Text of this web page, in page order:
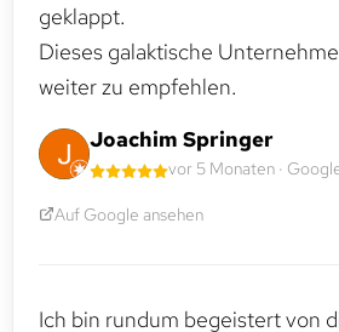
geklappt.
Dieses galaktische
weiter zu empfehlen.
Joachim Springer
vor 5 Monaten ·
Auf Google ansehen
Ich bin rundum begeistert von